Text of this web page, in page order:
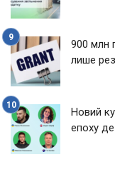
900 млн
лише
Новий
епоху